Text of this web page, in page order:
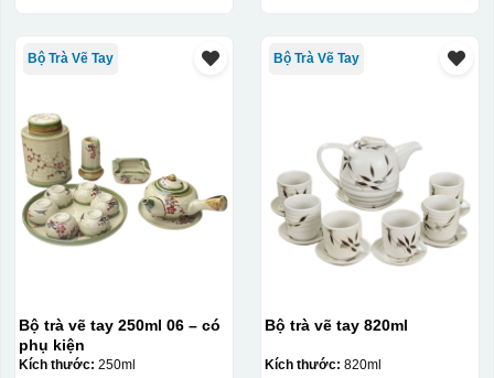
Bộ Trà Vẽ Tay
Bộ trà vẽ tay 250ml 06 – có
phụ kiện
Kích thước: 250ml
Bộ Trà Vẽ Tay
Bộ trà vẽ tay 820ml
Kích thước: 820ml